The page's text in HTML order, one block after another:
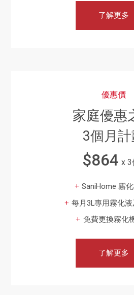
了解更多
優惠價
家庭優惠
3個月計
$864 x 3
SaniHome 霧
每月3L專用霧化
免費更換霧化
了解更多